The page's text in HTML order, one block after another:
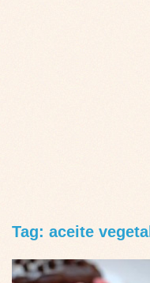
Tag: aceite vegetal